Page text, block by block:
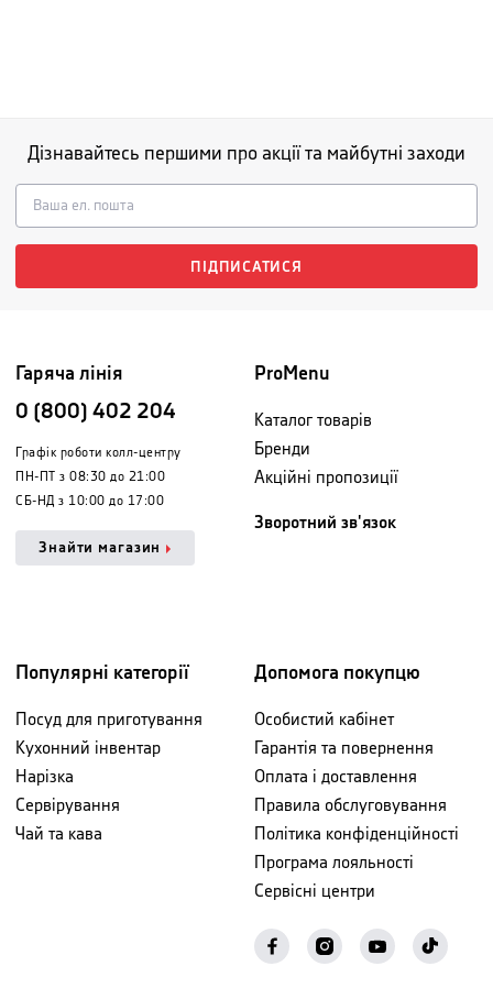
Дізнавайтесь першими про акції та майбутні заходи
ПІДПИСАТИСЯ
Гаряча лінія
0 (800) 402 204
Графік роботи колл-центру
ПН-ПТ з 08:30 до 21:00
СБ-НД з 10:00 до 17:00
Знайти магазин
ProMenu
Каталог товарів
Бренди
Акційні пропозиції
Зворотний зв'язок
Популярні категорії
Посуд для приготування
Кухонний інвентар
Нарізка
Сервірування
Чай та кава
Допомога покупцю
Особистий кабінет
Гарантія та повернення
Оплата і доставлення
Правила обслуговування
Політика конфіденційності
Програма лояльності
Сервісні центри